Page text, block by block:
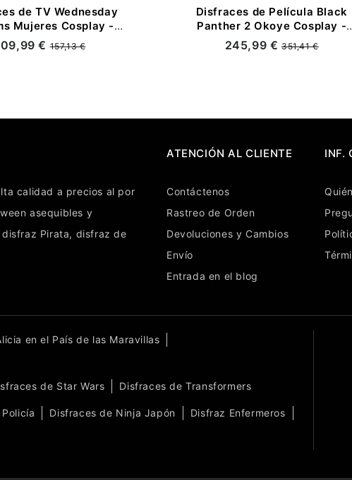
de TV Wednesday
Mujeres Cosplay -
Personalizado
€157,13 €
Disfraces de Película Black
Panther 2 Okoye Cosplay -
Personalizado
245,99 €351,41 €
calidad a precios al por
asequibles y
disfraz Pirata, disfraz de
ATENCIÓN AL CLIENTE
Contáctenos
Rastreo de Orden
Devoluciones y Cambios
Envío
Entrada en el blog
INF.
en el País de las Maravillas
de Star Wars Disfraces de Transformers
Disfraces de Ninja Japón
Disfraz Enfermeros